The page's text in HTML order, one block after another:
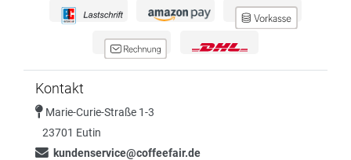
Kontakt
Marie-Curie-Straße 1-3
23701 Eutin
kundenservice@coffeefair.de